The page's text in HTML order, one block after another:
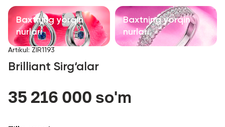
Aksessuarlar
Barcha
Biz haqimizda
Do'kon topish
Sevimli
Baxtning yorqin
nurlari
Baxtning yorqin
nurlari
Artikul : ZIR1193
Brilliant Sirg‘alar
35 216 000 so'm